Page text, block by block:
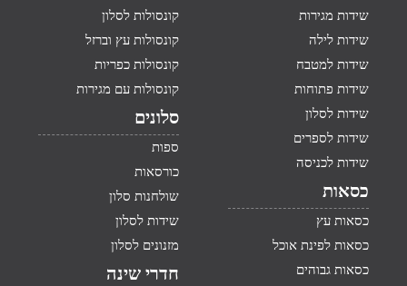
שידות מגירות
שידות לילה
שידות למטבח
שידות פתוחות
שידות לסלון
שידות לספרים
שידות לכניסה
כסאות
כסאות עץ
כסאות לפינת אוכל
כסאות גבוהים
קונסולות לסלון
קונסולות עץ וברזל
קונסולות כפריות
קונסולות עם מגירות
סלונים
ספות
כורסאות
שולחנות סלון
שידות לסלון
מזנונים לסלון
חדרי שינה